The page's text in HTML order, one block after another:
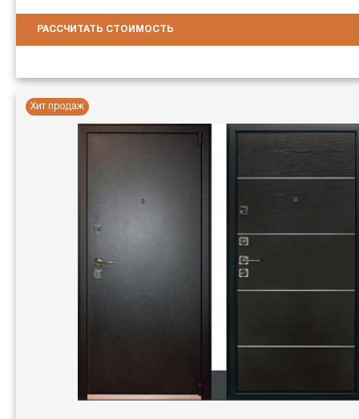
РАССЧИТАТЬ СТОИМОСТЬ
Хит продаж